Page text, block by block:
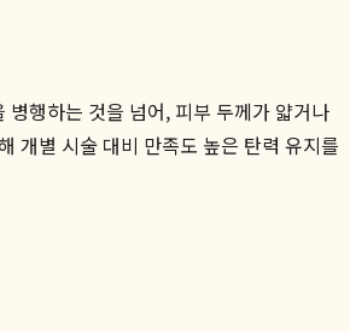
행하는 것을 넘어, 피부 두께가 얇거나
개별 시술 대비 만족도 높은 탄력 유지를